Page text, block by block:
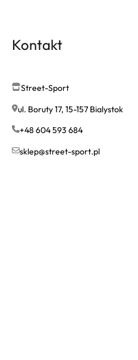
Kontakt
Street-Sport
ul. Boruty 17, 15-157 Bialystok
+48 604 593 684
sklep@street-sport.pl